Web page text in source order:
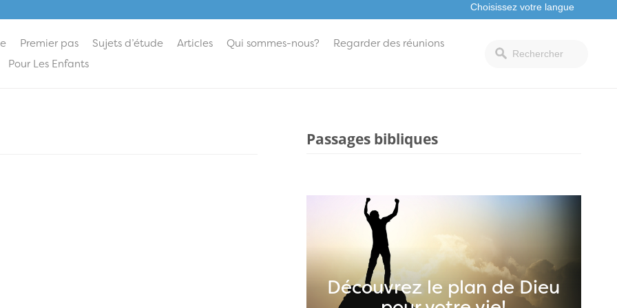
Premier pas Sujets d’étude Articles Qui sommes-nous?
Regarder des réunions
Pour Les Enfants
Passages bibliques
Découvrez le plan de Dieu